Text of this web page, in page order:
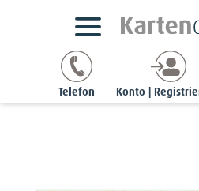
Telefon Konto |
Minikärtchen - herzlichen